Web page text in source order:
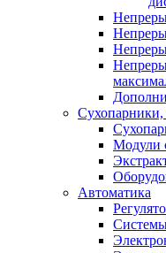
Сухопарники,
Модули
Автоматика